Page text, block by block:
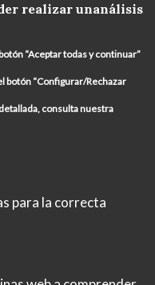
realizar unanálisis
“Aceptar todas y continuar”
botón “Configurar/Rechazar
consulta nuestra
para la correcta